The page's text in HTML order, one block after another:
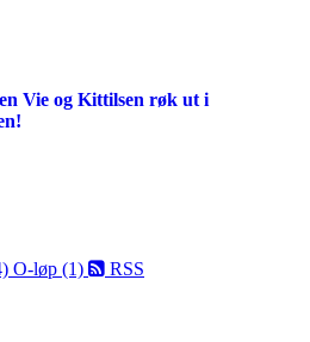
Vie og Kittilsen røk ut i
O-løp (1) RSS